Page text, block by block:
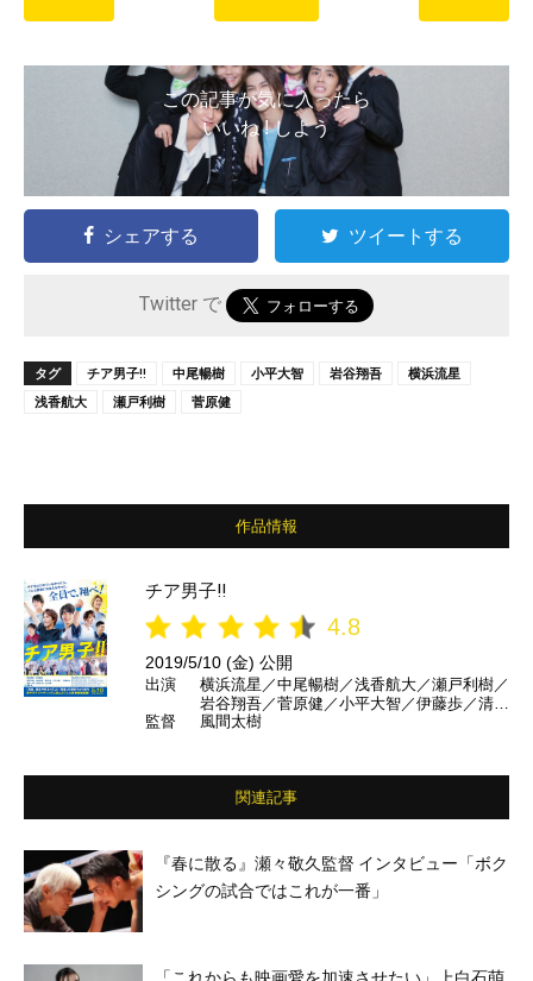
この記事が気に入ったら
いいね ! しよう
シェアする ツイートする
Twitter で
タグ チア男子!! 中尾暢樹 小平大智 岩谷翔吾
横浜流星
浅香航大
瀬戸利樹 菅原健
作品情報
チア男子!!
4.8
2019/5/10 (金) 公開
出演
横浜流星／中尾暢樹／浅香航大／瀬戸利樹／
岩谷翔吾／菅原健／小平大智／伊藤歩／清水
くるみ／唐田えりか ほか
監督 風間太樹
関連記事
『春に散る』瀬々敬久監督 インタビュー「ボク
シングの試合ではこれが一番」